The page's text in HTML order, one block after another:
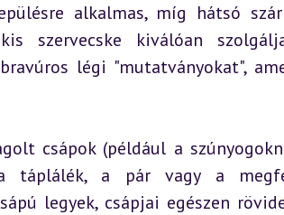
alkalmas, míg hátsó
szervecske kiválóan
légi "mutatványokat",
csápok (például a
a táplálék, a pár vagy a
legyek, csápjai egészen